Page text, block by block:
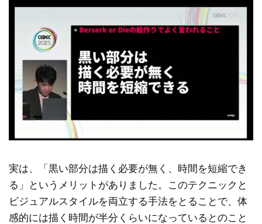
実は、「黒い部分は描く必要が無く、時間を短縮でき
る」というメリットがありました。このテクニックと
ビジュアルスタイルを両立する手法をとることで、体
感的には描く時間が半分くらいになっているとのこと